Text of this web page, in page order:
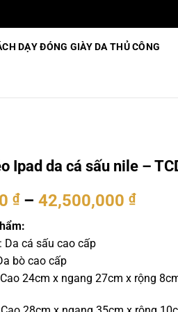
DẠY ĐÓNG GIÀY DA THỦ CÔNG
Ipad da cá sấu nile –
₫– 42,500,000 ₫
Da cá sấu cao cấp
bò cao cấp
24cm x ngang 27cm x rộng